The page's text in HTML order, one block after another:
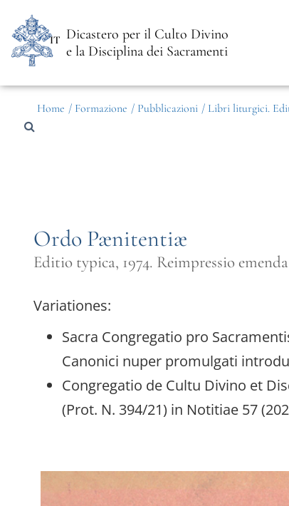
Dicastero per il Culto Divino
e la Disciplina dei Sacramenti
IT
Home / Formazione / Pubblicazioni / Libri liturgici.
Ordo Pænitentiæ
Editio typica, 1974. Reimpressio
Variationes:
Sacra Congregatio pro
Canonici nuper promulgati
Congregatio de Cultu Divino et
(Prot. N. 394/21) in Notitiae 57